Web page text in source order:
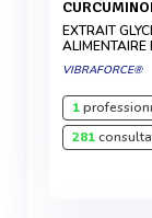
EXTRAIT
ALIMENTAIRE
VIBRAFORCE®
1
281